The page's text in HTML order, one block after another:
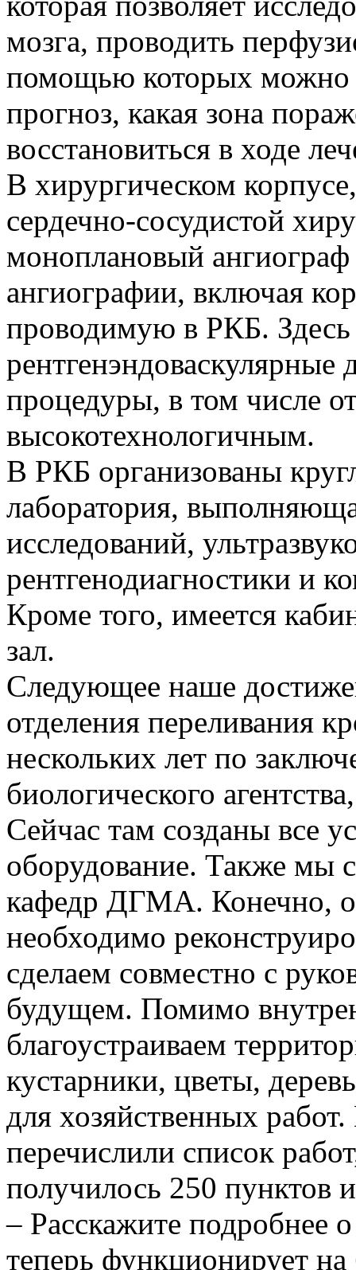
мозга, проводить
помощью которых можно
прогноз, какая зона
восстановиться в ходе
В хирургическом
сердечно-­сосудистой
моноплановый
ангиографии, включая
проводимую в РКБ.
рентгенэндоваскулярные
процедуры, в том числе
высокотехнологичным.
В РКБ организованы
лаборатория,
исследований,
рентгенодиагностики и
Кроме того, имеется
зал.
Следующее наше
отделения переливания
нескольких лет по
биологического
Сейчас там созданы все
оборудование. Также мы
кафедр ДГМА. Конечно,
необходимо
сделаем совместно с
будущем. Помимо
благоустраиваем
кустарники, цветы,
для хозяйственных
перечислили список
получилось 250 пунктов
– Расскажите подробнее
теперь функционирует